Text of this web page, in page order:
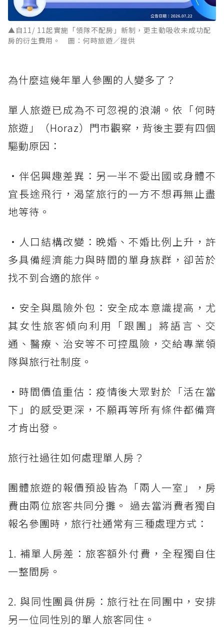
▲自11/ 11起實施「領隊不配房」新制，更主動吸收未成功配
房的衍生費用。 圖：何時旅遊／提供
為什麼這幾年單人參團的人變多了？
單人旅遊已成為不可忽視的浪潮。依「何時
旅遊」（Horaz）門市觀察，背後主要有四個
驅動原因：
・伴侶興趣差異：另一半不愛出國或身體不
宜長途飛行，渴望旅行的一方不想再無止盡
地等待。
・人口結構改變：晚婚、不婚比例上升，許
多具備經濟能力與時間的單身族群，卻苦於
找不到合適的旅伴。
・安全與風險外包：安全成本意識提高，尤
其女性旅客傾向利用「跟團」將語言、交
通、醫療、治安等不可控風險，交給專業領
隊與旅行社制度。
・時間價值重估：疫情後大眾對於「活在當
下」的感受更深，不願再等所有條件都備齊
才肯出發。
旅行社過往如何處理單人房？
團體旅遊的報價預設皆為「兩人一室」，房
費由兩位旅客共同分攤。 過去當消費者獨自
報名參團時，旅行社通常有三種處理方式：
1. 補單人房差：旅客額外付費，全程獨自住
一整間房。
2. 與同性團員併房：旅行社在同團中，安排
另一位同性別的單人旅客同住。